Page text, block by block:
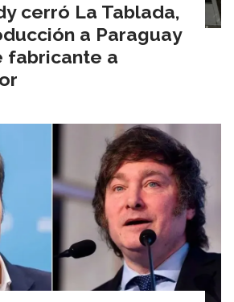
cerró La Tablada,
a Paraguay
fabricante a